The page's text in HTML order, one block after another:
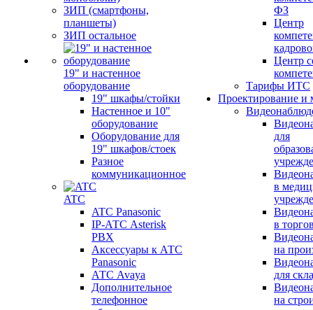
ЗИП (смартфоны,
планшеты)
ЗИП остальное
19" и настенное
оборудование
19" шкафы/стойки
Настенное и 10"
оборудование
Оборудование для
19" шкафов/стоек
Разное
коммуникационное
ATC
ATC Panasonic
IP-АТС Asterisk
PBX
Аксессуары к АТС
Panasonic
АТС Avaya
Дополнительное
телефонное
ФЗ
Центр
Центр
Тарифы ИТС
Проектирование и
для
в
в
на
для
на